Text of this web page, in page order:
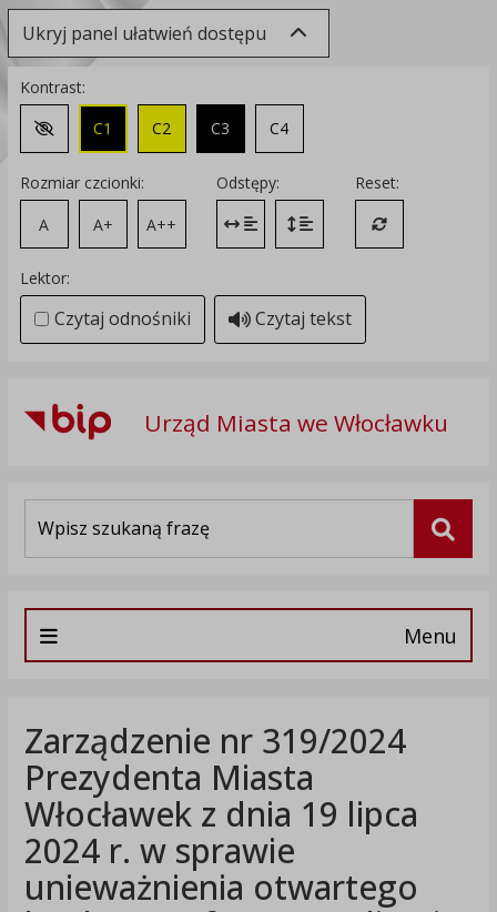
Ukryj panel ułatwień dostępu
Kontrast:
Zmień kontrast na domyślny
C1 C2 C3 C4
Rozmiar czcionki:
A
A+ A++
Odstępy:
Zmień odstęp między literami
Zmień interlinię i margines
Reset:
Przywróć
Lektor:
Czytaj odnośniki Czytaj tekst
Urząd Miasta we Włocławku
Menu
Zarządzenie nr 319/2024
Prezydenta Miasta
Włocławek z dnia 19 lipca
2024 r. w sprawie
unieważnienia otwartego